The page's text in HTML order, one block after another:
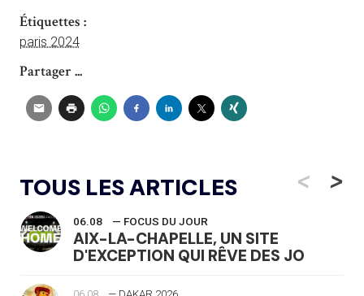
Étiquettes :
paris 2024
Partager ...
TOUS LES ARTICLES <
06.08 — FOCUS DU JOUR
AIX-LA-CHAPELLE, UN SITE
D'EXCEPTION QUI RÊVE DES JO
>